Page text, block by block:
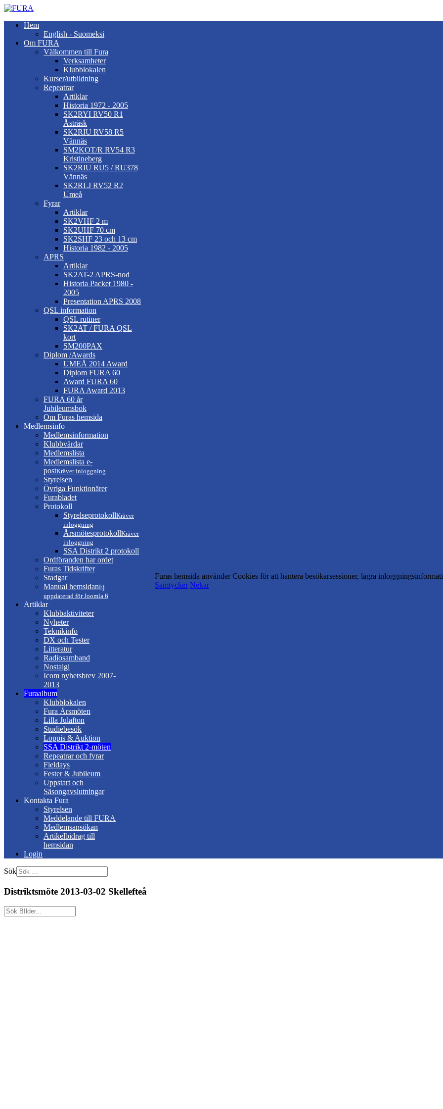
Hem
English - Suomeksi
Om FURA
Välkommen till Fura
Verksamheter
Klubblokalen
Kurser/utbildning
Repeatrar
Artiklar
Historia 1972 - 2005
SK2RYI RV50 R1
Åsträsk
SK2RIU RV58 R5
Vännäs
SM2KOT/R RV54 R3
Kristineberg
SK2RIU RU5 / RU378
Vännäs
SK2RLJ RV52 R2
Umeå
Fyrar
Artiklar
SK2VHF 2 m
SK2UHF 70 cm
SK2SHF 23 och 13 cm
Historia 1982 - 2005
APRS
Artiklar
SK2AT-2 APRS-nod
Historia Packet 1980 -
2005
Presentation APRS 2008
QSL information
QSL rutiner
SK2AT / FURA QSL
kort
SM200PAX
Diplom /Awards
UMEÅ 2014 Award
Diplom FURA 60
Award FURA 60
FURA Award 2013
FURA 60 år
Jubileumsbok
Om Furas hemsida
Medlemsinfo
Medlemsinformation
Klubbvärdar
Medlemslista
Medlemslista e-
postKräver inloggning
Styrelsen
Övriga Funktionärer
Furabladet
Protokoll
StyrelseprotokollKräver
inloggning
ÅrsmötesprotokollKräver
inloggning
SSA Distrikt 2 protokoll
Ordföranden har ordet
Furas Tidskrifter
Stadgar
Manual hemsidanEj
uppdaterad för Joomla 6
Artiklar
Klubbaktiviteter
Nyheter
Teknikinfo
DX och Tester
Litteratur
Radiosamband
Nostalgi
Icom nyhetsbrev 2007-
2013
Furaalbum
Klubblokalen
Fura Årsmöten
Lilla Julafton
Studiebesök
Loppis & Auktion
SSA Distrikt 2-möten
Repeatrar och fyrar
Fieldays
Fester & Jubileum
Uppstart och
Säsongavslutningar
Kontakta Fura
Styrelsen
Meddelande till FURA
Medlemsansökan
Artikelbidrag till
hemsidan
Login
Sök
Distriktsmöte 2013-03-02 Skellefteå
Furas hemsida använder Cookies för att hantera besökarsessioner, lagra
Samtycker Nekar